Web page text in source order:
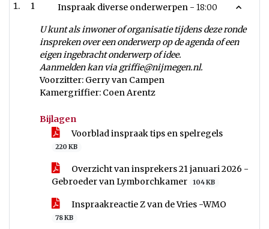
1 Inspraak diverse onderwerpen - 18:00
U kunt als inwoner of organisatie tijdens deze ronde
inspreken over een onderwerp op de agenda of een
eigen ingebracht onderwerp of idee.
Aanmelden kan via griffie@nijmegen.nl.
Voorzitter: Gerry van Campen
Kamergriffier: Coen Arentz
Bijlagen
Voorblad inspraak tips en spelregels
220 KB
Overzicht van insprekers 21 januari 2026 -
Gebroeder van Lymborchkamer
104 KB
Inspraakreactie Z van de Vries -WMO
78 KB